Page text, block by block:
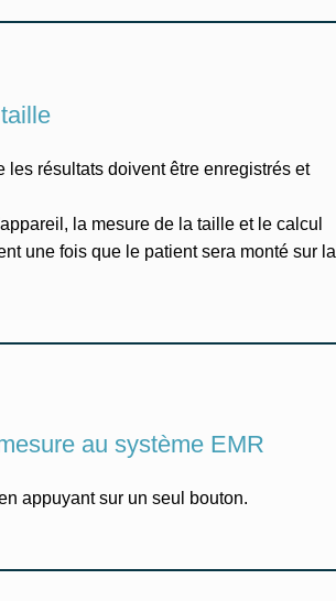
résultats doivent être enregistrés et
la mesure de la taille et le calcul
une fois que le patient sera monté sur la
au système EMR
appuyant sur un seul bouton.